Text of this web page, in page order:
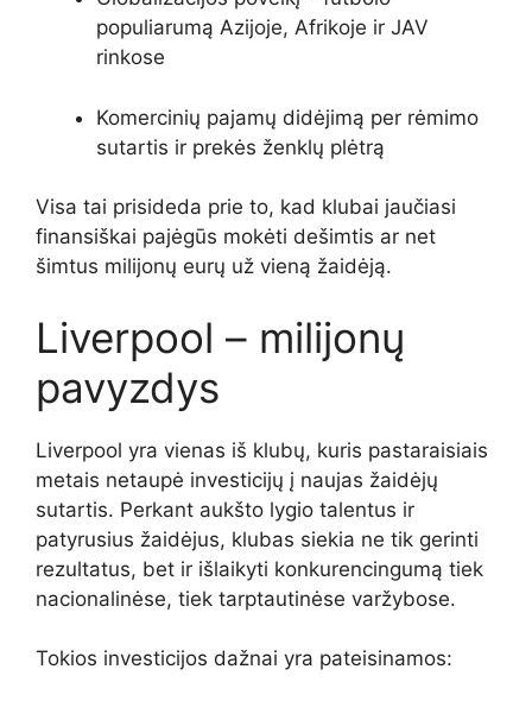
populiarumą Azijoje, Afrikoje ir JAV
rinkose
Komercinių pajamų didėjimą per rėmimo
sutartis ir prekės ženklų plėtrą
Visa tai prisideda prie to, kad klubai jaučiasi
finansiškai pajėgūs mokėti dešimtis ar net
šimtus milijonų eurų už vieną žaidėją.
Liverpool – milijonų
pavyzdys
Liverpool yra vienas iš klubų, kuris pastaraisiais
metais netaupė investicijų į naujas žaidėjų
sutartis. Perkant aukšto lygio talentus ir
patyrusius žaidėjus, klubas siekia ne tik gerinti
rezultatus, bet ir išlaikyti konkurencingumą tiek
nacionalinėse, tiek tarptautinėse varžybose.
Tokios investicijos dažnai yra pateisinamos: